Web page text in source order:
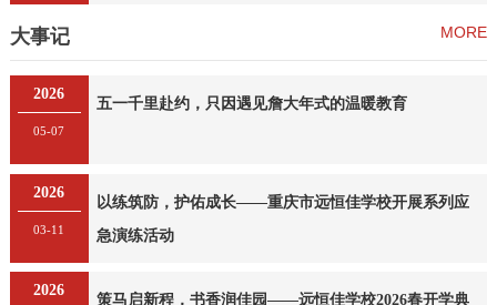
大事记 MORE
2026
05-07
五一千里赴约，只因遇见詹大年式的温暖教育
2026
03-11
以练筑防，护佑成长——重庆市远恒佳学校开展系列应
急演练活动
2026
策马启新程，书香润佳园——远恒佳学校2026春开学典